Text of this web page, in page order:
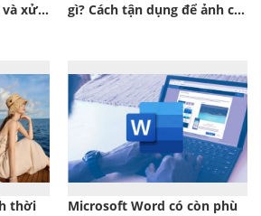
xử
gì? Cách tận dụng để ảnh có
thời
Microsoft Word có còn phù